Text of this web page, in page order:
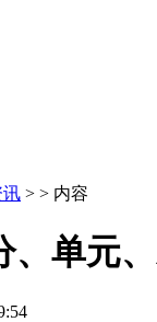
讯 > > 内容
、单元